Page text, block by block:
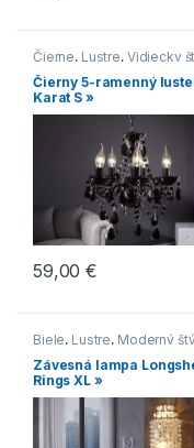
Čierne, Lustre, Vidiecky
Čierny 5-ramenný
Karat S »
59,00€
Biele, Lustre, Moderný
Závesná lampa
Rings XL »